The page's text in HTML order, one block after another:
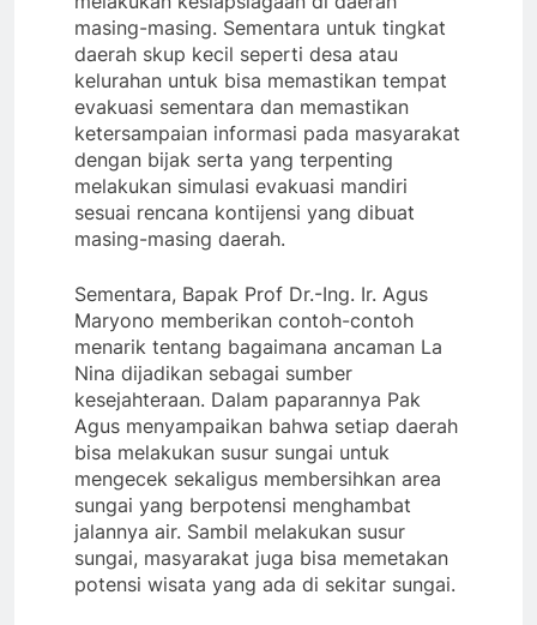
masing-masing. Sementara untuk tingkat
daerah skup kecil seperti desa atau
kelurahan untuk bisa memastikan tempat
evakuasi sementara dan memastikan
ketersampaian informasi pada masyarakat
dengan bijak serta yang terpenting
melakukan simulasi evakuasi mandiri
sesuai rencana kontijensi yang dibuat
masing-masing daerah.
Sementara, Bapak Prof Dr.-Ing. Ir. Agus
Maryono memberikan contoh-contoh
menarik tentang bagaimana ancaman La
Nina dijadikan sebagai sumber
kesejahteraan. Dalam paparannya Pak
Agus menyampaikan bahwa setiap daerah
bisa melakukan susur sungai untuk
mengecek sekaligus membersihkan area
sungai yang berpotensi menghambat
jalannya air. Sambil melakukan susur
sungai, masyarakat juga bisa memetakan
potensi wisata yang ada di sekitar sungai.